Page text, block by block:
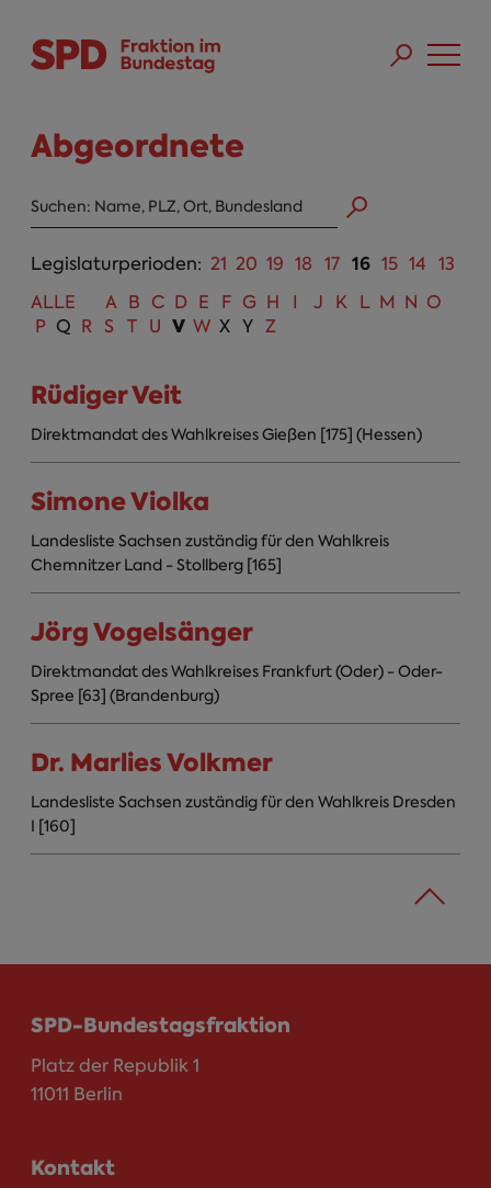
Abgeordnete
Abgeordneten Suche
Legislaturperioden: 21 20 19 18 17 16 15 14 13
ALLE
A B C D E F G H I J K L M N O
P Q R S T U V W X Y Z
Rüdiger Veit
Direktmandat des Wahlkreises Gießen [175] (Hessen)
Simone Violka
Landesliste Sachsen zuständig für den Wahlkreis
Chemnitzer Land - Stollberg [165]
Jörg Vogelsänger
Direktmandat des Wahlkreises Frankfurt (Oder) - Oder-
Spree [63] (Brandenburg)
Dr. Marlies Volkmer
Landesliste Sachsen zuständig für den Wahlkreis Dresden
I [160]
SPD-Bundestagsfraktion
Platz der Republik 1
11011 Berlin
Kontakt